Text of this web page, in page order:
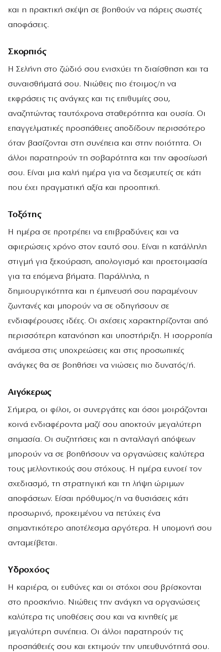
και η πρακτική σκέψη σε βοηθούν να πάρεις σωστές
αποφάσεις.
Σκορπιός
Η Σελήνη στο ζώδιό σου ενισχύει τη διαίσθηση και τα
συναισθήματά σου. Νιώθεις πιο έτοιμος/η να
εκφράσεις τις ανάγκες και τις επιθυμίες σου,
αναζητώντας ταυτόχρονα σταθερότητα και ουσία. Οι
επαγγελματικές προσπάθειες αποδίδουν περισσότερο
όταν βασίζονται στη συνέπεια και στην ποιότητα. Οι
άλλοι παρατηρούν τη σοβαρότητα και την αφοσίωσή
σου. Είναι μια καλή ημέρα για να δεσμευτείς σε κάτι
που έχει πραγματική αξία και προοπτική.
Τοξότης
Η ημέρα σε προτρέπει να επιβραδύνεις και να
αφιερώσεις χρόνο στον εαυτό σου. Είναι η κατάλληλη
στιγμή για ξεκούραση, απολογισμό και προετοιμασία
για τα επόμενα βήματα. Παράλληλα, η
δημιουργικότητα και η έμπνευσή σου παραμένουν
ζωντανές και μπορούν να σε οδηγήσουν σε
ενδιαφέρουσες ιδέες. Οι σχέσεις χαρακτηρίζονται από
περισσότερη κατανόηση και υποστήριξη. Η ισορροπία
ανάμεσα στις υποχρεώσεις και στις προσωπικές
ανάγκες θα σε βοηθήσει να νιώσεις πιο δυνατός/ή.
Αιγόκερως
Σήμερα, οι φίλοι, οι συνεργάτες και όσοι μοιράζονται
κοινά ενδιαφέροντα μαζί σου αποκτούν μεγαλύτερη
σημασία. Οι συζητήσεις και η ανταλλαγή απόψεων
μπορούν να σε βοηθήσουν να οργανώσεις καλύτερα
τους μελλοντικούς σου στόχους. Η ημέρα ευνοεί τον
σχεδιασμό, τη στρατηγική και τη λήψη ώριμων
αποφάσεων. Είσαι πρόθυμος/η να θυσιάσεις κάτι
προσωρινό, προκειμένου να πετύχεις ένα
σημαντικότερο αποτέλεσμα αργότερα. Η υπομονή σου
ανταμείβεται.
Υδροχόος
Η καριέρα, οι ευθύνες και οι στόχοι σου βρίσκονται
στο προσκήνιο. Νιώθεις την ανάγκη να οργανώσεις
καλύτερα τις υποθέσεις σου και να κινηθείς με
μεγαλύτερη συνέπεια. Οι άλλοι παρατηρούν τις
προσπάθειές σου και εκτιμούν την υπευθυνότητά σου.